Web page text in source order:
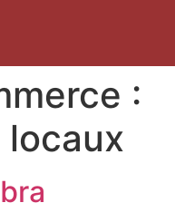
: